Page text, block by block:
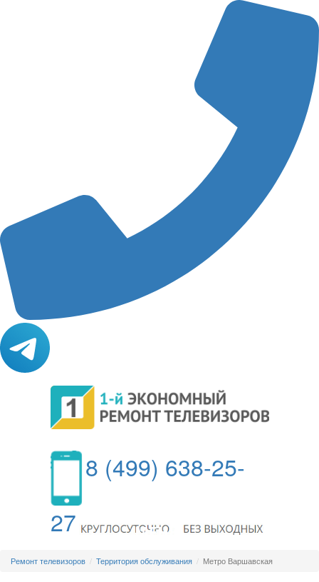
8 (499) 638-25-
27
МЕНЮ
Ремонт телевизоров Территория обслуживания Метро Варшавская